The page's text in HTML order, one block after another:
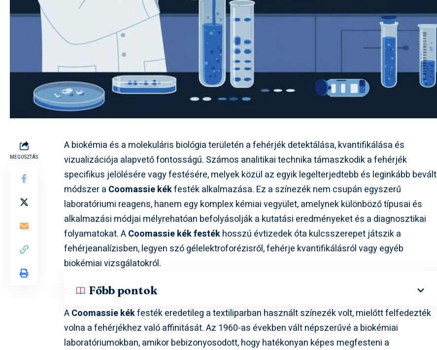
MEGOSZTÁS
A biokémia és a molekuláris biológia területén a fehérjék detektálása, kvantifikálása és
vizualizációja alapvető fontosságú. Számos analitikai technika támaszkodik a fehérjék
specifikus jelölésére vagy festésére, melyek közül az egyik legelterjedtebb és leginkább bevált
módszer a Coomassie kékfesték alkalmazása. Ez a színezék nem csupán egyszerű
laboratóriumi reagens, hanem egy komplex kémiai vegyület, amelynek különböző típusai és
alkalmazási módjai mélyrehatóan befolyásolják a kutatási eredményeket és a diagnosztikai
folyamatokat. ACoomassie kék festékhosszú évtizedek óta kulcsszerepet játszik a
fehérjeanalízisben, legyen szó gélelektroforézisről, fehérje kvantifikálásról vagy egyéb
biokémiai vizsgálatokról.
Főbb pontok
ACoomassie kékfesték eredetileg a textiliparban használt színezék volt, mielőtt felfedezték
volna a fehérjékhez való affinitását. Az 1960-as években vált népszerűvé a biokémiai
laboratóriumokban, amikor bebizonyosodott, hogy hatékonyan képes megfesteni a